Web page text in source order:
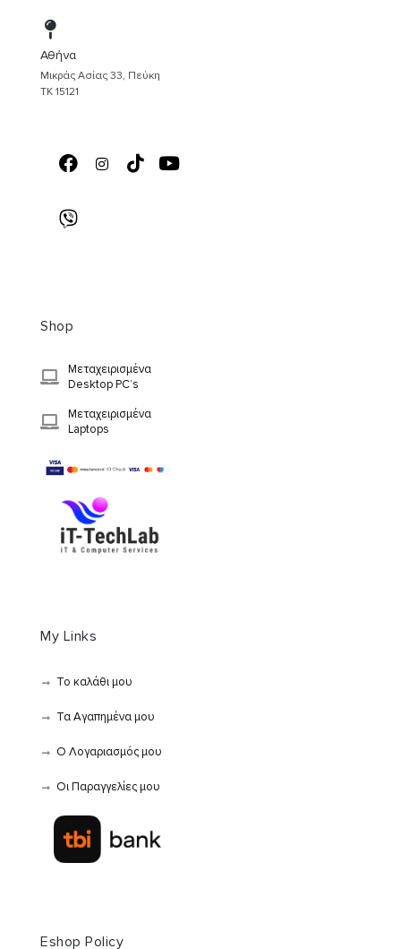
Αθήνα
Μικράς Ασίας 33, Πεύκη
ΤΚ 15121
Shop
Μεταχειρισμένα
Desktop PC’s
Μεταχειρισμένα
Laptops
My Links
Το καλάθι μου
Τα Αγαπημένα μου
Ο Λογαριασμός μου
Οι Παραγγελίες μου
Eshop Policy